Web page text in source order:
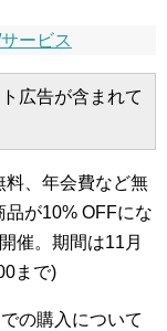
ービス
広告が含まれて
料、年会費など無
が10% OFFにな
催。期間は11月
まで)
の購入について